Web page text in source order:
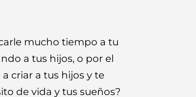
mucho tiempo a tu
a tus hijos, o por el
criar a tus hijos y te
de vida y tus sueños?